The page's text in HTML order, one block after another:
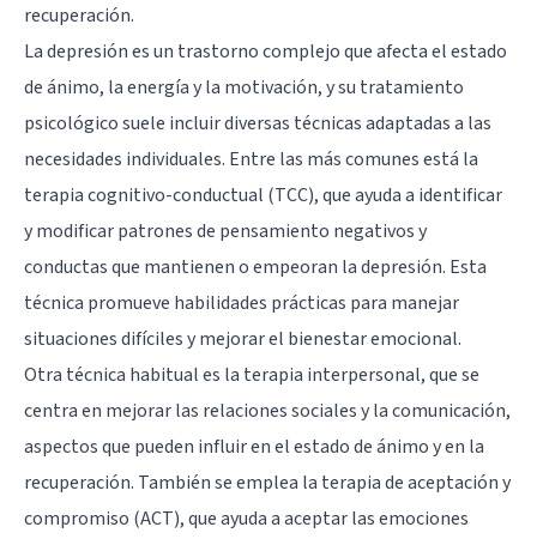
recuperación.
La depresión es un trastorno complejo que afecta el estado
de ánimo, la energía y la motivación, y su tratamiento
psicológico suele incluir diversas técnicas adaptadas a las
necesidades individuales. Entre las más comunes está la
terapia cognitivo-conductual (TCC), que ayuda a identificar
y modificar patrones de pensamiento negativos y
conductas que mantienen o empeoran la depresión. Esta
técnica promueve habilidades prácticas para manejar
situaciones difíciles y mejorar el bienestar emocional.
Otra técnica habitual es la terapia interpersonal, que se
centra en mejorar las relaciones sociales y la comunicación,
aspectos que pueden influir en el estado de ánimo y en la
recuperación. También se emplea la terapia de aceptación y
compromiso (ACT), que ayuda a aceptar las emociones